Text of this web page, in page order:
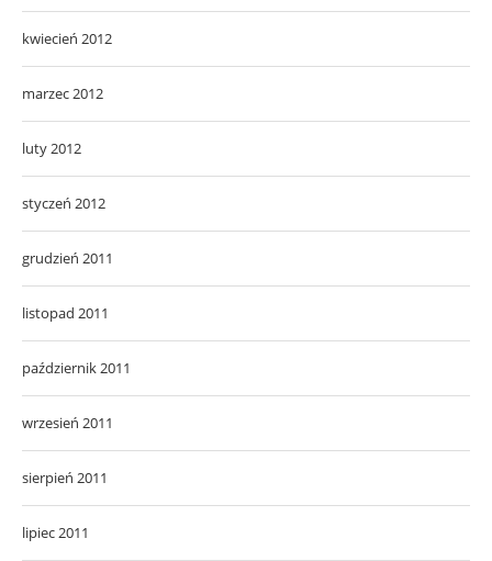
kwiecień 2012
marzec 2012
luty 2012
styczeń 2012
grudzień 2011
listopad 2011
październik 2011
wrzesień 2011
sierpień 2011
lipiec 2011